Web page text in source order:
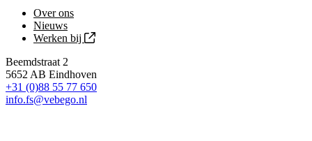
Over ons
Nieuws
Werken bij
Beemdstraat 2
5652 AB Eindhoven
+31 (0)88 55 77 650
info.fs@vebego.nl